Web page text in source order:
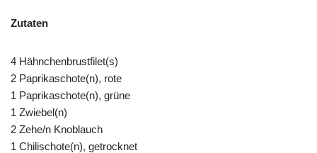
Zutaten
4 Hähnchenbrustfilet(s)
2 Paprikaschote(n), rote
1 Paprikaschote(n), grüne
1 Zwiebel(n)
2 Zehe/n Knoblauch
1 Chilischote(n), getrocknet